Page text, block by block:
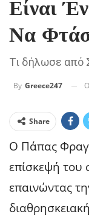
Είναι
Να
Τι δήλωσε από
By Greece247
Share
Ο Πάπας
επίσκεψή του
επαινώντας